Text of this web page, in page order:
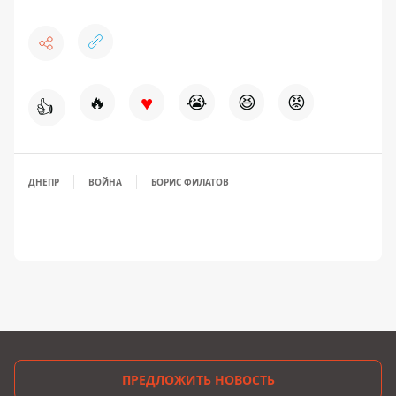
👍 🔥 ♥ 😭 😆 😡
ДНЕПР ВОЙНА БОРИС ФИЛАТОВ
ПРЕДЛОЖИТЬ НОВОСТЬ